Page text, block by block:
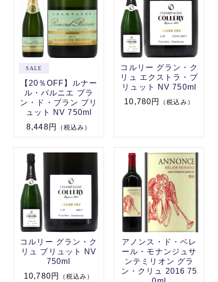
【20％OFF】ルナー
ル・バルニエ ブラ
ン・ド・ブラン ブリ
ュット NV 750ml
8,448円
（税込み）
コルリー グラン・ク
リュ エクストラ・ブ
リュット NV 750ml
10,780円
（税込み）
コルリー グラン・ク
リュ ブリュット NV
750ml
10,780円
（税込み）
アノンス・ド・ベレ
ール・モナンジュサ
ンテミリオン グラ
ン・クリュ 2016 75